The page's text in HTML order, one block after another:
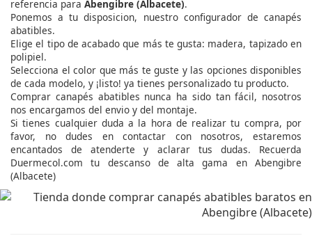
referencia para Abengibre (Albacete).
Ponemos a tu disposicion, nuestro configurador de canapés
abatibles.
Elige el tipo de acabado que más te gusta: madera, tapizado en
polipiel.
Selecciona el color que más te guste y las opciones disponibles
de cada modelo, y ¡listo! ya tienes personalizado tu producto.
Comprar canapés abatibles nunca ha sido tan fácil, nosotros
nos encargamos del envio y del montaje.
Si tienes cualquier duda a la hora de realizar tu compra, por
favor, no dudes en contactar con nosotros, estaremos
encantados de atenderte y aclarar tus dudas. Recuerda
Duermecol.com tu descanso de alta gama en Abengibre
(Albacete)